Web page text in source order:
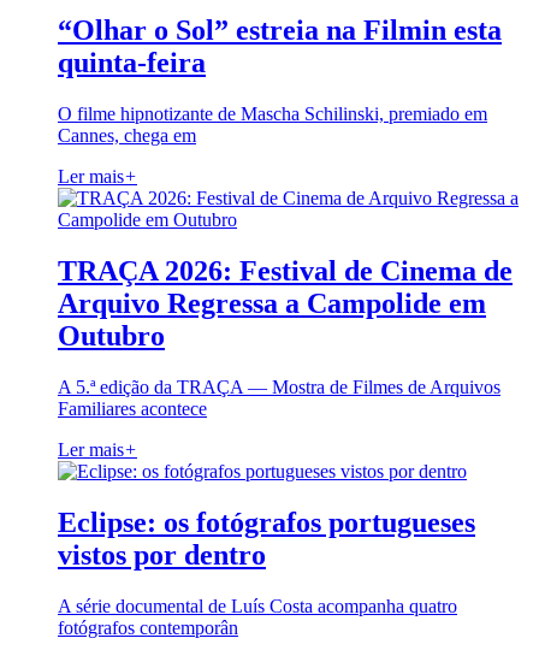
“Olhar o Sol” estreia na Filmin esta
quinta-feira
O filme hipnotizante de Mascha Schilinski, premiado em
Cannes, chega em
Ler mais+
TRAÇA 2026: Festival de Cinema de
Arquivo Regressa a Campolide em
Outubro
A 5.ª edição da TRAÇA — Mostra de Filmes de Arquivos
Familiares acontece
Ler mais+
Eclipse: os fotógrafos portugueses
vistos por dentro
A série documental de Luís Costa acompanha quatro
fotógrafos contemporân